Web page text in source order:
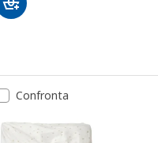
Confronta